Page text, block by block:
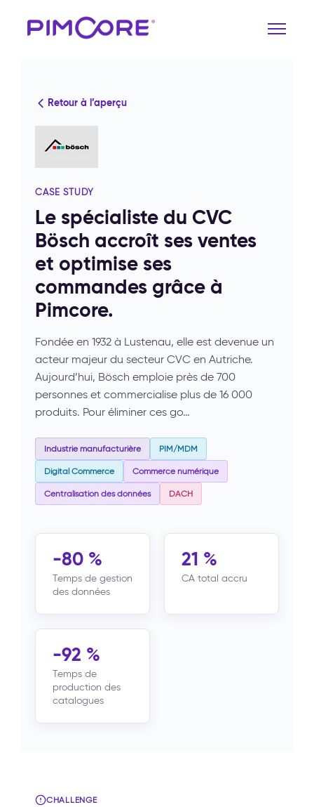
Retour à l’aperçu
CASE STUDY
Le spécialiste du CVC
Bösch accroît ses ventes
et optimise ses
commandes grâce à
Pimcore.
Fondée en 1932 à Lustenau, elle est devenue un
acteur majeur du secteur CVC en Autriche.
Aujourd’hui, Bösch emploie près de 700
personnes et commercialise plus de 16 000
produits. Pour éliminer ces go…
Industrie manufacturière PIM/MDM
Digital Commerce Commerce numérique
Centralisation des données DACH
-80 %
Temps de gestion
des données
21 %
CA total accru
-92 %
Temps de
production des
catalogues
CHALLENGE